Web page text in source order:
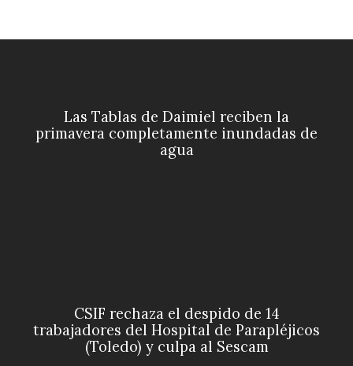
Las Tablas de Daimiel reciben la
primavera completamente inundadas de
agua
CSIF rechaza el despido de 14
trabajadores del Hospital de Parapléjicos
(Toledo) y culpa al Sescam